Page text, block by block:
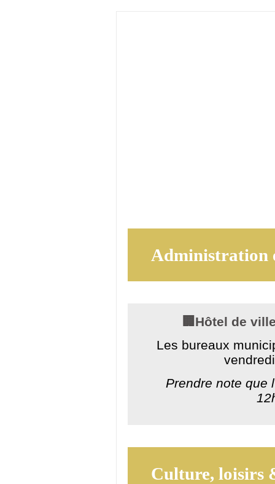
Administration
🏢Hôtel de
Les bureaux
Prendre note que
Culture, loisirs